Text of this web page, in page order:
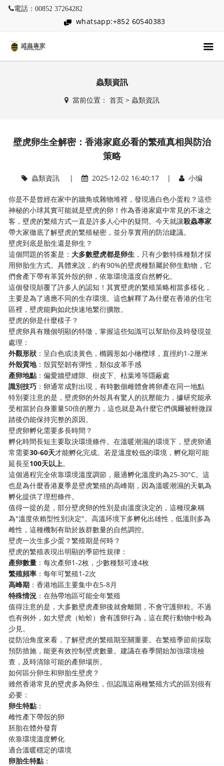
電話：00852 37264282
whatsapp:+852 60540383
蟲類資訊
當前位置： 首页> 蟲類資訊
壁虎卵生全解密：香港家庭必看的繁殖真相與防治
策略
蟲類資訊| 2025-12-02 16:40:17 | 小编
你是不是曾經在家中的牆角或雜物堆裡，發現過白色小蛋粒？這些
神秘的小球其實可能就是壁虎的卵！作為香港家庭中常見的不速之
客，壁虎的繁殖方式一直是許多人心中的疑問。今天就讓殺蟲專家
帶大家徹底了解壁虎的繁殖秘密，並分享實用的防治建議。
壁虎到底是胎生還是卵生？
這個問題的答案是： 大多數壁虎都是卵生 ，只有少數特殊種類才採
用卵胎生方式。具體來說，約有90%的壁虎種類屬於卵生動物，它
們會產下帶有革質外殼的卵，依靠環境溫度自然孵化。
這個發現顛覆了許多人的認知！其實壁虎的繁殖策略相當多樣化，
主要是為了適應不同的生存環境。這也解釋了為什麼在香港的住宅
區裡，壁虎能夠如此快速地繁衍擴散。
壁虎的卵是什麼樣子？
壁虎卵具有幾個明顯的特徵，掌握這些知識可以幫助你及時發現並
處理：
外觀形狀 ：呈白色或淡黃色，橢圓形如小橄欖球，直徑約1-2厘米
外殼質地：殼質堅韌有彈性，類似皮革手感
產卵地點 ：偏愛牆壁縫隙、樹皮下、枯葉堆等隱蔽處
識別技巧 ：卵通常成對出現，有時數個雌體會將卵產在同一地點
特別要注意的是，壁虎卵的外殼具有驚人的抗壓能力，據研究能承
受相當於自身重量50倍的壓力，這也就是為什麼它們偶爾被輕微踩
踏後仍能保持完整的原因。
壁虎卵孵化需要多長時間？
孵化時間長短主要取決環境條件。在溫暖潮濕的環境下，壁虎卵通
常需要30-60天才能孵化完成。若是溫度較低的環境，孵化期可能
延長至100天以上。
這個過程完全依靠環境溫度調節，最適孵化溫度約為25-30°C。這
也是為什麼香港夏季是壁虎繁殖的高峰期，因為溫暖潮濕的天氣為
孵化提供了理想條件。
值得一提的是，部分壁虎卵的性別是由溫度決定的，這種現象稱
為"溫度依賴型性別決定"。高溫环境下多孵化出雄性，低溫則多為
雌性，這種機制有助於族群數量的自然調控。
壁虎一次生多少蛋？繁殖期是何時？
壁虎的繁殖表現出明顯的季節性規律：
產卵數量 ：每次產卵1-2枚，少數種類可達4枚
繁殖頻率 ：每年可繁殖1-2次
高峰期 ：香港地區主要集中在5-8月
特殊情況 ：在熱帶地區可能全年繁殖
值得注意的是，大多數壁虎產卵後就會離開，不會守護卵粒。不過
也有例外，如大壁虎（蛤蚧）會有護卵行為，這在爬行動物中較為
少見。
從防治角度來看，了解壁虎的繁殖期至關重要。在繁殖季節前採取
預防措施，能更有效控制壁虎數量。建議在春季開始加強環境檢
查，及時清除可能的產卵場所。
如何區分卵生和卵胎生壁虎？
雖然香港常見的壁虎多為卵生，但認識這兩種繁殖方式的區別很有
必要：
卵生特點 ：
雌性產下帶殼的卵
胚胎在體外發育
依靠環境溫度孵化
適合溫暖穩定的環境
卵胎生特點 ：